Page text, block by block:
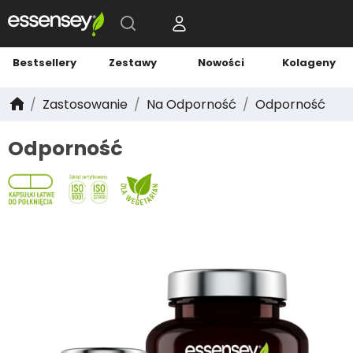
Bestsellery Zestawy Nowości Kolageny
Zastosowanie Na Odporność Odporność
Odporność